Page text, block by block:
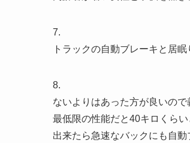
7.
トラックの自動ブレーキと居
8.
ないよりはあった方が良いの
最低限の性能だと40キロくら
出来たら急速なバックにも自動